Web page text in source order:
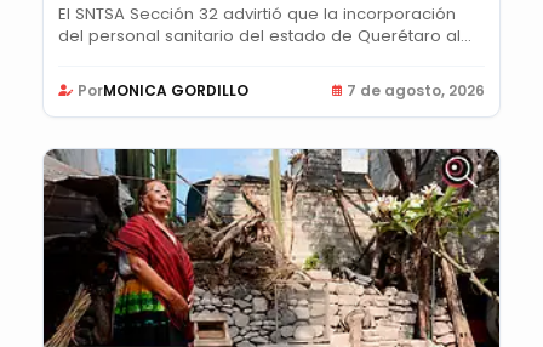
El SNTSA Sección 32 advirtió que la incorporación
del personal sanitario del estado de Querétaro al...
PorMONICA GORDILLO 7 de agosto, 2026